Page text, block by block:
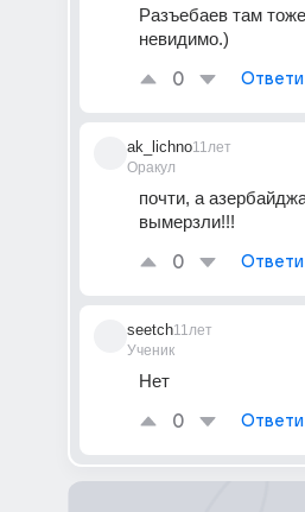
Разъебаев там
невидимо.)
0
ak_lichno
Оракул
11лет
почти, а
вымерзли!!!
0
seetch
Ученик
11лет
Нет
0